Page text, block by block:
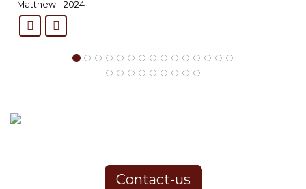
Matthew - 2024
Contact-us